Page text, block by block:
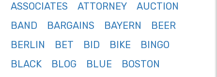
ASSOCIATES
ATTORNEY
AUCTION
BAND
BARGAINS BAYERN
BEER
BERLIN
BET BID BIKE
BINGO
BLACK
BLOG BLUE
BOSTON